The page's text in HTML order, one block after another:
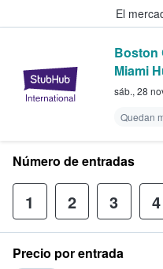
El
Boston
Miami
sáb., 28
Quedan
Número de entradas
1 2 3 4
Precio por entrada